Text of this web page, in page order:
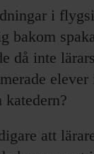
i
bakom
då inte
elever
att